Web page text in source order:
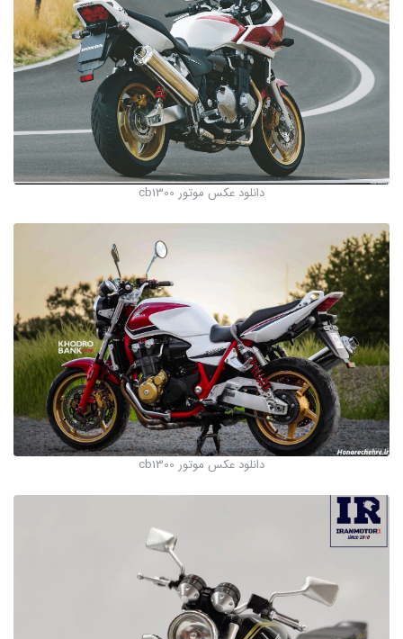
دانلود عکس موتور cb1300
دانلود عکس موتور cb1300